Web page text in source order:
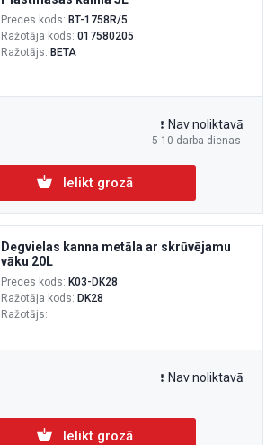
Preces kods: BT-1758R/5
Ražotāja kods: 017580205
Ražotājs: BETA
5-10 darba dienas
Nav noliktavā
Ielikt grozā
Degvielas kanna metāla ar skrūvējamu
vāku 20L
Preces kods: K03-DK28
Ražotāja kods: DK28
Ražotājs:
Nav noliktavā
Ielikt grozā